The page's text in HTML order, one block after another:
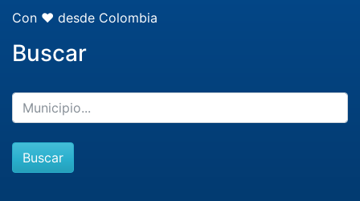
Con ❤️ desde Colombia
Buscar
Buscar